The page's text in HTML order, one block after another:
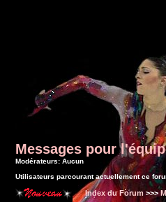
Messages pour
Modérateurs: Aucun
Utilisateurs parcourant actuellement ce
Index du Forum >>>